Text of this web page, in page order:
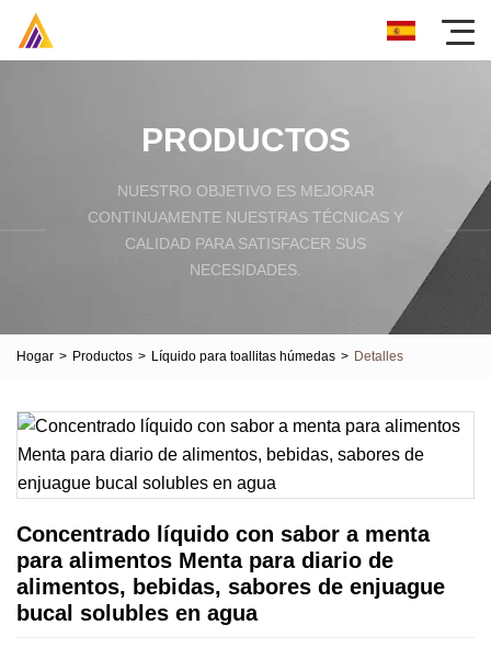
PRODUCTOS
NUESTRO OBJETIVO ES MEJORAR
CONTINUAMENTE NUESTRAS TÉCNICAS Y
CALIDAD PARA SATISFACER SUS
NECESIDADES.
Hogar > Productos > Líquido para toallitas húmedas > Detalles
Concentrado líquido con sabor a menta
para alimentos Menta para diario de
alimentos, bebidas, sabores de enjuague
bucal solubles en agua